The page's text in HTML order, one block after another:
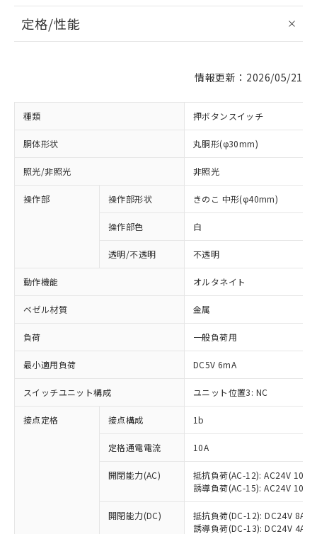
定格/性能
情報更新：2026/05/21
種類 押ボタンスイッチ
胴体形状 丸胴形(φ30mm)
照光/非照光 非照光
操作部 操作部形状 きのこ 中形(φ40mm)
操作部色 白
透明/不透明 不透明
動作機能 オルタネイト
ベゼル材質 金属
負荷 一般負荷用
最小適用負荷 DC5V 6mA
スイッチユニット構成 ユニット位置3: NC
接点定格 接点構成 1b
定格通電電流 10A
開閉能力(AC)
抵抗負荷(AC-12): AC24V 10A/
誘導負荷(AC-15): AC24V
開閉能力(DC)
抵抗負荷(DC-12): DC24V 8A/
誘導負荷(DC-13): DC24V 4A/
ご利用条件
対応済み：EU RoHS指令（10物質）の
非含有に対応した製品が提供可能な商品で
対応予定：EU RoHS指令（10物質）の非含
有に対応した製品に切り替える予定のある